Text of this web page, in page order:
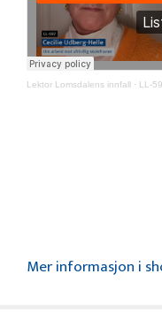
Lektor Lomsdalens innfall · LL-
Mer informasjon i